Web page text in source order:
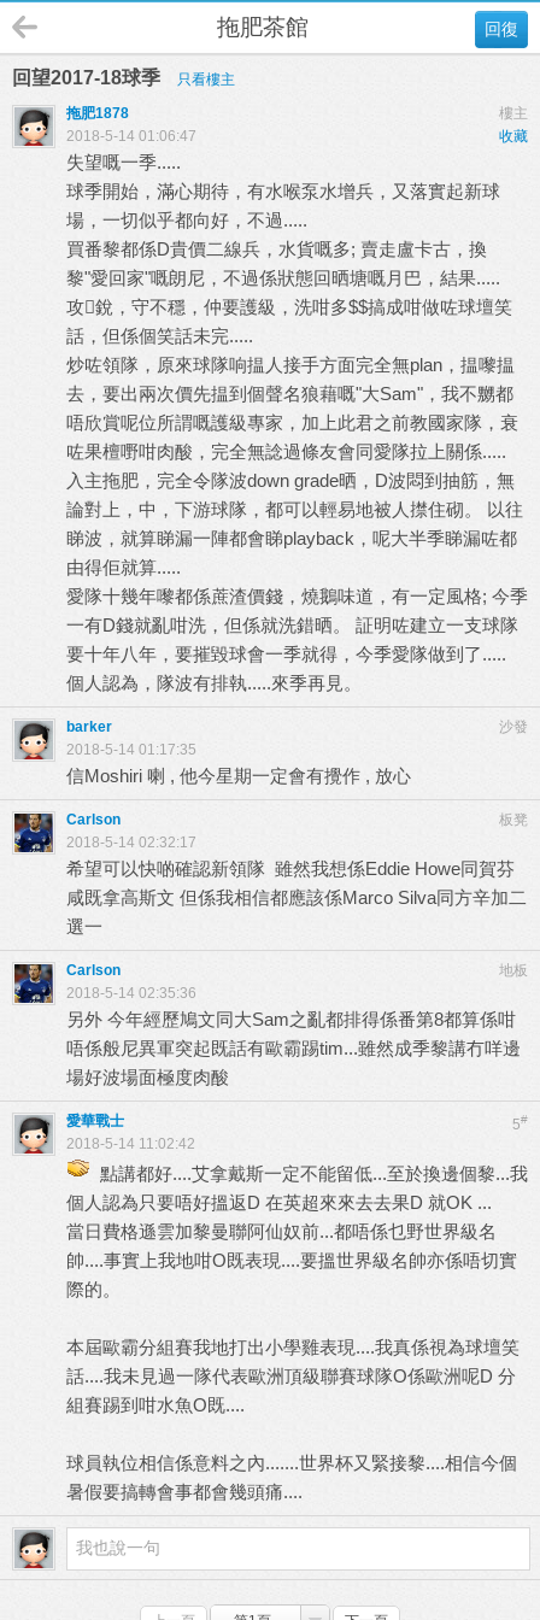
回復
拖肥茶館
回望2017-18球季
只看樓主
樓主
拖肥1878
收藏
2018-5-14 01:06:47
失望嘅一季.....
球季開始，滿心期待，有水喉泵水增兵，又落實起新球
場，一切似乎都向好，不過.....
買番黎都係D貴價二線兵，水貨嘅多; 賣走盧卡古，換
黎"愛回家"嘅朗尼，不過係狀態回晒塘嘅月巴，結果.....
攻銳，守不穩，仲要護級，洗咁多$$搞成咁做咗球壇笑
話，但係個笑話未完.....
炒咗領隊，原來球隊响揾人接手方面完全無plan，揾嚟揾
去，要出兩次價先揾到個聲名狼藉嘅"大Sam"，我不嬲都
唔欣賞呢位所謂嘅護級專家，加上此君之前教國家隊，衰
咗果檀嘢咁肉酸，完全無諗過條友會同愛隊拉上關係.....
入主拖肥，完全令隊波down grade晒，D波悶到抽筋，無
論對上，中，下游球隊，都可以輕易地被人㩒住砌。 以往
睇波，就算睇漏一陣都會睇playback，呢大半季睇漏咗都
由得佢就算.....
愛隊十幾年嚟都係蔗渣價錢，燒鵝味道，有一定風格; 今季
一有D錢就亂咁洗，但係就洗錯晒。 証明咗建立一支球隊
要十年八年，要摧毀球會一季就得，今季愛隊做到了.....
個人認為，隊波有排執.....來季再見。
沙發
barker
2018-5-14 01:17:35
信Moshiri 喇 , 他今星期一定會有攪作 , 放心
板凳
Carlson
2018-5-14 02:32:17
希望可以快啲確認新領隊 雖然我想係Eddie Howe同賀芬
咸既拿高斯文 但係我相信都應該係Marco Silva同方辛加二
選一
地板
Carlson
2018-5-14 02:35:36
另外 今年經歷鳩文同大Sam之亂都排得係番第8都算係咁
唔係般尼異軍突起既話有歐霸踢tim...雖然成季黎講冇咩邊
場好波場面極度肉酸
5#
愛華戰士
2018-5-14 11:02:42
點講都好....艾拿戴斯一定不能留低...至於換邊個黎...我
個人認為只要唔好搵返D 在英超來來去去果D 就OK ...
當日費格遜雲加黎曼聯阿仙奴前...都唔係乜野世界級名
帥....事實上我地咁O既表現....要搵世界級名帥亦係唔切實
際的。
本屆歐霸分組賽我地打出小學雞表現....我真係視為球壇笑
話....我未見過一隊代表歐洲頂級聯賽球隊O係歐洲呢D 分
組賽踢到咁水魚O既....
球員執位相信係意料之內.......世界杯又緊接黎....相信今個
暑假要搞轉會事都會幾頭痛....